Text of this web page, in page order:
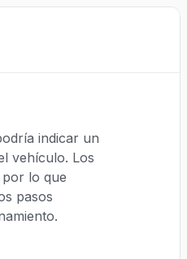
indicar un
vehículo. Los
lo que
pasos